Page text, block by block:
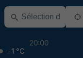
-1 °C
20:00